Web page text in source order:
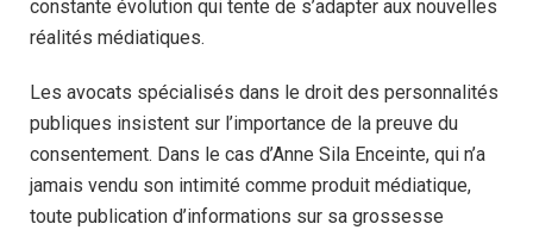
constante évolution qui tente de s’adapter aux nouvelles
réalités médiatiques.
Les avocats spécialisés dans le droit des personnalités
publiques insistent sur l’importance de la preuve du
consentement. Dans le cas d’Anne Sila Enceinte, qui n’a
jamais vendu son intimité comme produit médiatique,
toute publication d’informations sur sa grossesse